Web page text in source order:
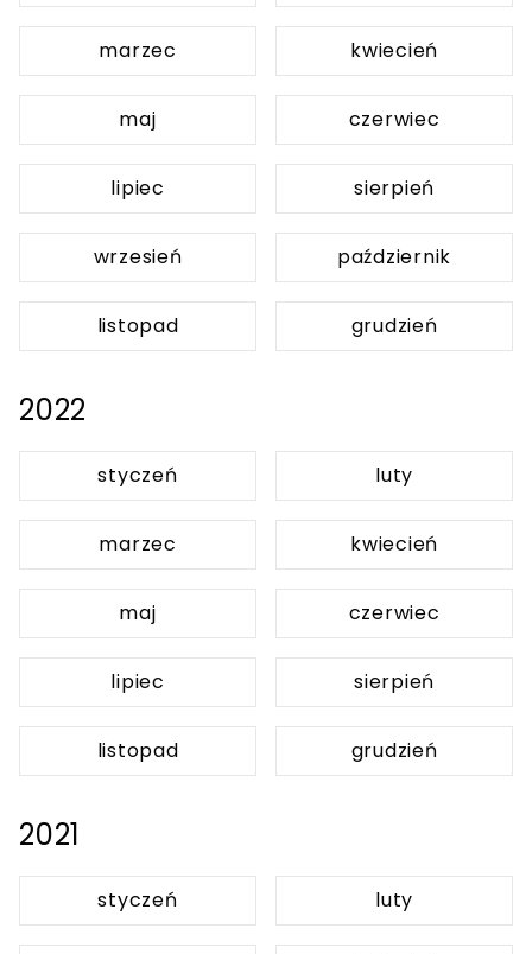
marzec kwiecień
maj czerwiec
lipiec sierpień
wrzesień październik
listopad grudzień
2022
styczeń luty
marzec kwiecień
maj czerwiec
lipiec sierpień
listopad grudzień
2021
styczeń luty